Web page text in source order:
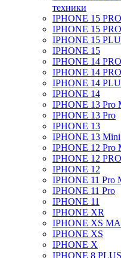
техники
IPHONE 15
IPHONE 15 PRO
IPHONE 15
IPHONE 15
IPHONE 14
IPHONE 14 PRO
IPHONE 14
IPHONE 14
IPHONE 13 Pro
IPHONE 13 Pro
IPHONE 13
IPHONE 13 Mini
IPHONE 12 Pro
IPHONE 12 PRO
IPHONE 12
IPHONE 11 Pro
IPHONE 11 Pro
IPHONE 11
IPHONE XR
IPHONE XS
IPHONE XS
IPHONE X
IPHONE 8 PLUS